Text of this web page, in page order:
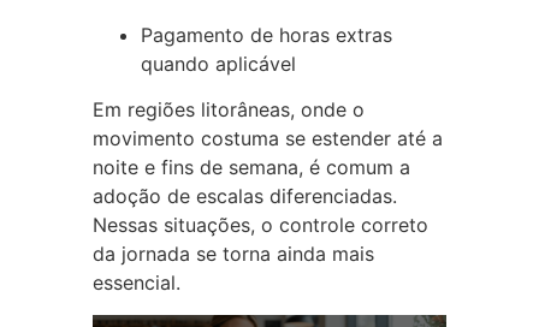
Pagamento de horas extras
quando aplicável
Em regiões litorâneas, onde o
movimento costuma se estender até a
noite e fins de semana, é comum a
adoção de escalas diferenciadas.
Nessas situações, o controle correto
da jornada se torna ainda mais
essencial.